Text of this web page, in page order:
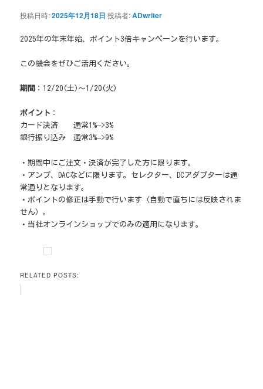
投稿日時:2025年12月18日 投稿者:ADwriter
2025年の年末年始、ポイント3倍キャンペーンを行います。
この機会をぜひご活用ください。
期間 ：12/20(土)～1/20(火)
ポイント ：
カード決済 通常1%–>3%
銀行振り込み 通常3%–>9%
・期間中にご注文・決済が完了した方に限ります。
・アンプ、DACなどに限ります。セレクター、DCアダプターは通
常通りとなります。
・ポイントの修正は手動で行います（自動で直ちには反映されま
せん）。
・当社オンラインショップでのみの適用になります。
RELATED POSTS: